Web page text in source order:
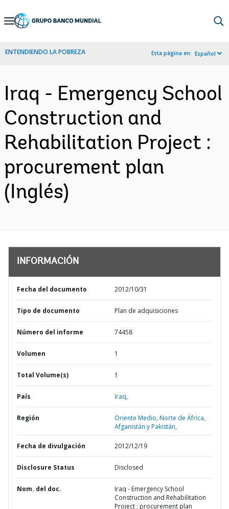
Skip
Navigation
ENTENDIENDO LA POBREZA Esta página en: Español
Iraq - Emergency School
Construction and
Rehabilitation Project :
procurement plan
(Inglés)
INFORMACIÓN
Fecha del documento 2012/10/31
Tipo de documento Plan de adquisiciones
Número del informe 74458
Volumen 1
Total Volume(s) 1
País Iraq,
Región
Oriente Medio, Norte de África,
Afganistán y Pakistán,
Fecha de divulgación 2012/12/19
Disclosure Status Disclosed
Nom. del doc.
Iraq - Emergency School
Construction and Rehabilitation
Project : procurement plan